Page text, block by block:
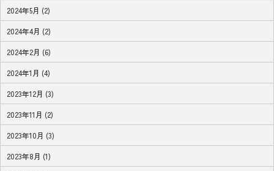
2024年5月 (2)
2024年4月 (2)
2024年2月 (6)
2024年1月 (4)
2023年12月 (3)
2023年11月 (2)
2023年10月 (3)
2023年8月 (1)